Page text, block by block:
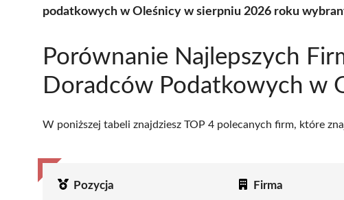
podatkowych w Oleśnicy w sierpniu 2026 roku
Porównanie Najlepszych
Doradców Podatkowych w
W poniższej tabeli znajdziesz TOP 4 polecanych firm, które
Pozycja Firma